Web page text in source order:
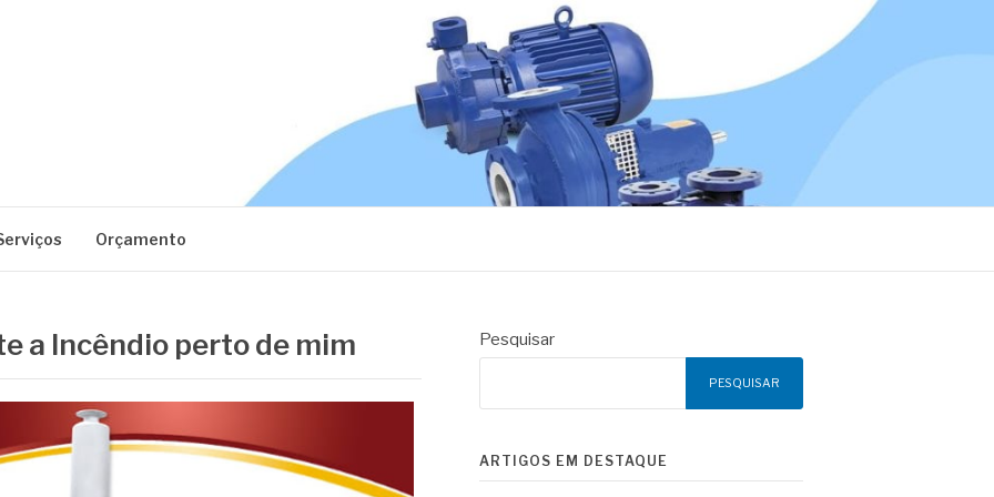
Orçamento
a Incêndio perto de mim Pesquisar
PESQUISAR
ARTIGOS EM DESTAQUE